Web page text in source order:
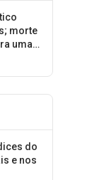
morte
uma
do
e nos